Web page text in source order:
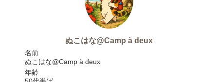
ぬこはな@Camp à deux
名前
ぬこはな@Camp à deux
年齢